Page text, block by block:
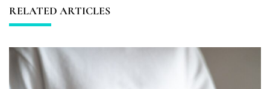
RELATED ARTICLES